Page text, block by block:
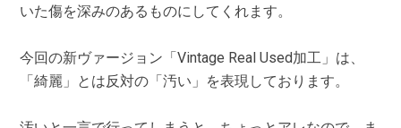
いた傷を深みのあるものにしてくれます。
今回の新ヴァージョン「Vintage Real Used加工」は、
「綺麗」とは反対の「汚い」を表現しております。